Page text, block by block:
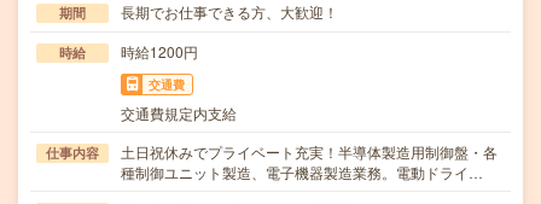
期間 長期でお仕事できる方、大歓迎！
時給 時給1200円
交通費
交通費規定内支給
仕事内容
土日祝休みでプライベート充実！半導体製造用制御盤・各
種制御ユニット製造、電子機器製造業務。電動ドライ…